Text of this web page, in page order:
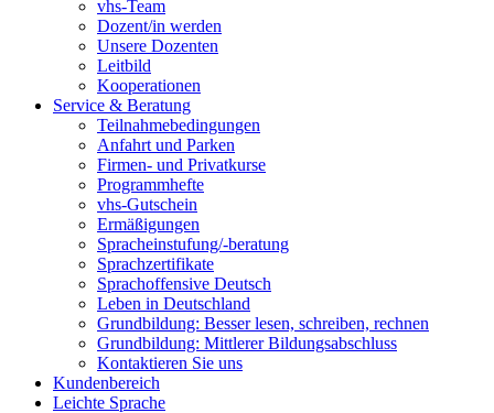
vhs-Team
Dozent/in werden
Unsere Dozenten
Leitbild
Kooperationen
Service & Beratung
Teilnahmebedingungen
Anfahrt und Parken
Firmen- und Privatkurse
Programmhefte
vhs-Gutschein
Ermäßigungen
Spracheinstufung/-beratung
Sprachzertifikate
Sprachoffensive Deutsch
Leben in Deutschland
Grundbildung: Besser lesen, schreiben, rechnen
Grundbildung: Mittlerer Bildungsabschluss
Kontaktieren Sie uns
Kundenbereich
Leichte Sprache